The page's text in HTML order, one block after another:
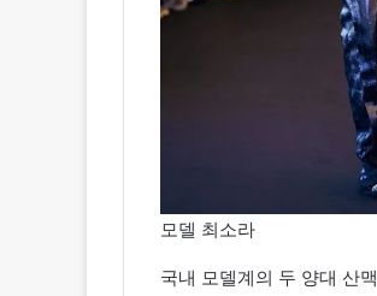
모델 최소라
국내 모델계의 두 양대 산